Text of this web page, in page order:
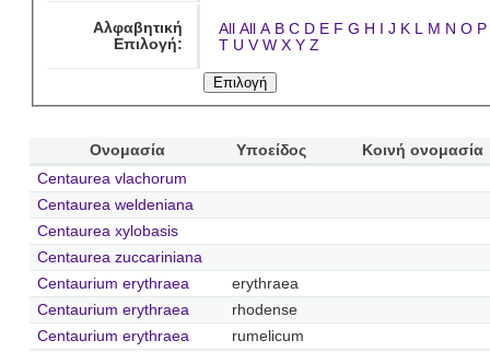
Αλφαβητική
Επιλογή:
All All A B C D E F G H I J K L M N O P
T U V W X Y Z
Ονομασία Υποείδος
Κοινή ονομασία
Centaurea vlachorum
Centaurea weldeniana
Centaurea xylobasis
Centaurea zuccariniana
Centaurium erythraea
erythraea
Centaurium erythraea
rhodense
Centaurium erythraea
rumelicum